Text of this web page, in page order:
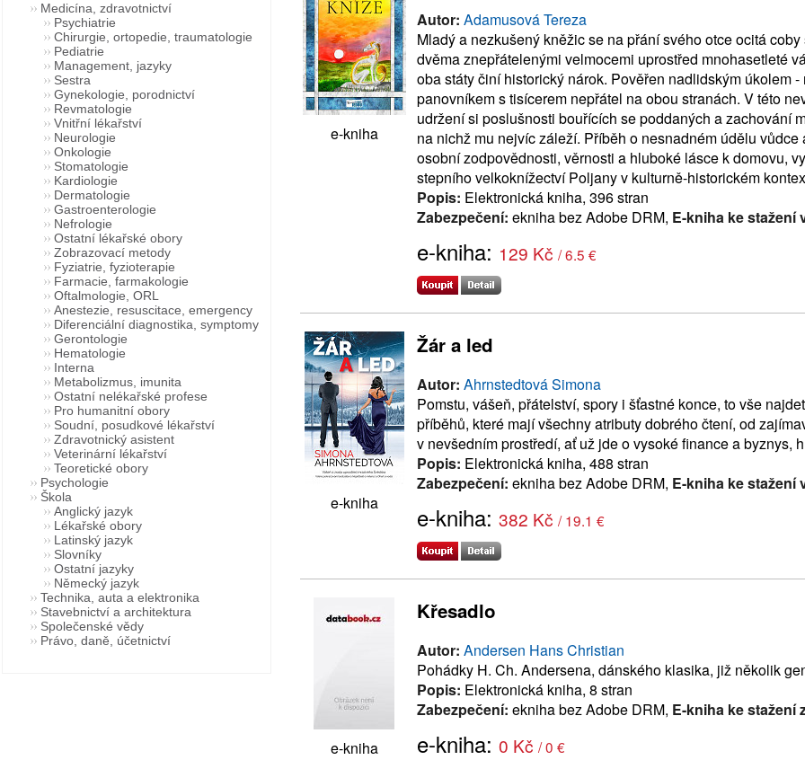
e-kniha
Autor: Adamusová Tereza
Mladý a nezkušený kněžic se na přání svého otce ocitá
dvěma znepřátelenými velmocemi uprostřed mnohasetleté
oba státy činí historický nárok. Pověřen nadlidským úkolem
panovníkem s tisícerem nepřátel na obou stranách. V této
udržení si poslušnosti bouřících se poddaných a zachování
na nichž mu nejvíc záleží. Příběh o nesnadném údělu
osobní zodpovědnosti, věrnosti a hluboké lásce k domovu,
stepního velkoknížectví Poljany v kulturně-historickém
Popis: Elektronická kniha, 396 stran
Zabezpečení: ekniha bez Adobe DRM, E-kniha ke stažení
e-kniha: 129 Kč / 6.5 €
e-kniha
Žár a led
Autor: Ahrnstedtová Simona
Pomstu, vášeň, přátelství, spory i šťastné konce, to vše
příběhů, které mají všechny atributy dobrého čtení, od
v nevšedním prostředí, ať už jde o vysoké finance a byznys,
Popis: Elektronická kniha, 488 stran
Zabezpečení: ekniha bez Adobe DRM, E-kniha ke stažení
e-kniha: 382 Kč / 19.1 €
e-kniha
Křesadlo
Autor: Andersen Hans Christian
Pohádky H. Ch. Andersena, dánského klasika, již několik
Popis: Elektronická kniha, 8 stran
Zabezpečení: ekniha bez Adobe DRM, E-kniha ke stažení
e-kniha: 0 Kč / 0 €
Medicína, zdravotnictví
Psychiatrie
Chirurgie, ortopedie, traumatologie
Pediatrie
Management, jazyky
Sestra
Gynekologie, porodnictví
Revmatologie
Vnitřní lékařství
Neurologie
Onkologie
Stomatologie
Kardiologie
Dermatologie
Gastroenterologie
Nefrologie
Ostatní lékařské obory
Zobrazovací metody
Fyziatrie, fyzioterapie
Farmacie, farmakologie
Oftalmologie, ORL
Anestezie, resuscitace, emergency
Diferenciální diagnostika, symptomy
Gerontologie
Hematologie
Interna
Metabolizmus, imunita
Ostatní nelékařské profese
Pro humanitní obory
Soudní, posudkové lékařství
Zdravotnický asistent
Veterinární lékařství
Teoretické obory
Psychologie
Škola
Anglický jazyk
Lékařské obory
Latinský jazyk
Slovníky
Ostatní jazyky
Německý jazyk
Technika, auta a elektronika
Stavebnictví a architektura
Společenské vědy
Právo, daně, účetnictví